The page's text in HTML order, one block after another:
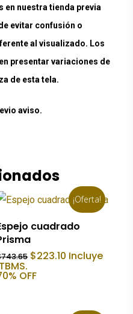
nuestra tienda previa
evitar confusión o
al visualizado. Los
presentar variaciones de
de esta tela.
aviso.
¡Oferta!
Añadir Al Carrito
cuadrado
743.65 El
original
$223.10 El
precio
Incluye
OFF